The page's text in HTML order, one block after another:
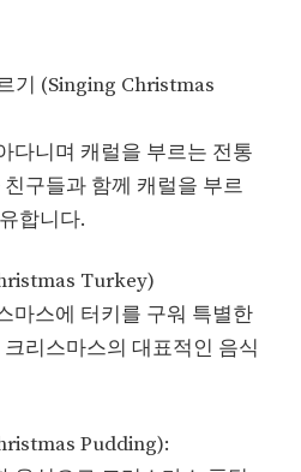
기 (Singing Christmas
다니며 캐럴을 부르는 전통
구들과 함께 캐럴을 부르
합니다.
Turkey)
마스에 터키를 구워 특별한
리스마스의 대표적인 음식
Pudding):